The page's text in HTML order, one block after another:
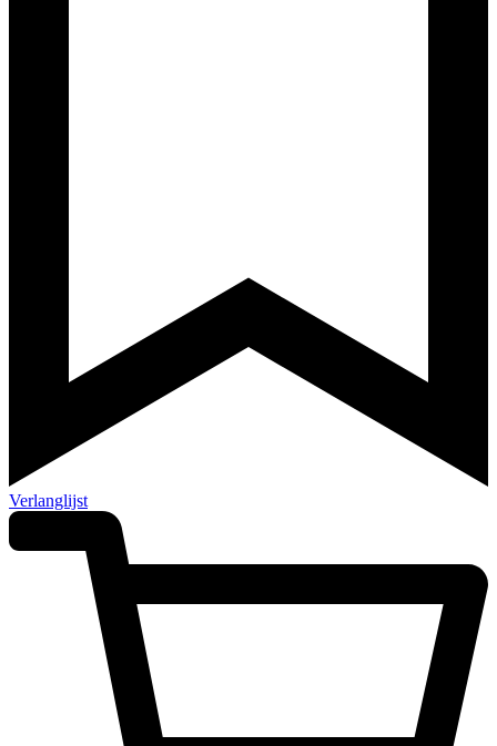
Verlanglijst